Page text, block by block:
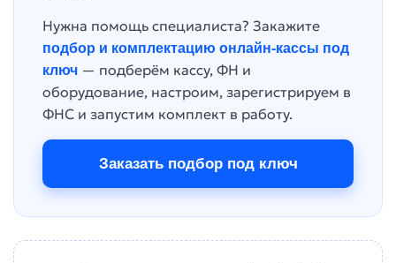
Нужна помощь специалиста? Закажите
подбор и комплектацию онлайн-кассы под
ключ — подберём кассу, ФН и
оборудование, настроим, зарегистрируем в
ФНС и запустим комплект в работу.
Заказать подбор под ключ